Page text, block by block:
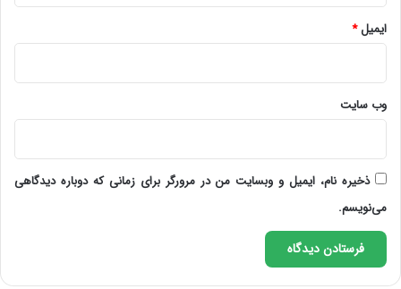
ایمیل*
وب‌ سایت
ذخیره نام، ایمیل و وبسایت من در مرورگر برای زمانی که دوباره دیدگاهی
می‌نویسم.